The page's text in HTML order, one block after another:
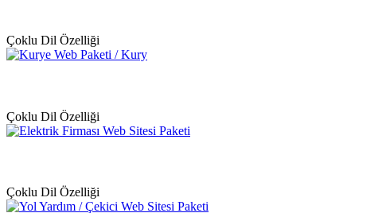
Çoklu Dil Özelliği
Çoklu Dil Özelliği
Çoklu Dil Özelliği